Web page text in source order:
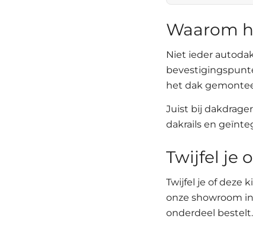
Waarom
Niet ieder
het dak
Juist bij
dakrails en
Twijfel je
Twijfel je of deze
onze showroom
onderdeel bestelt.